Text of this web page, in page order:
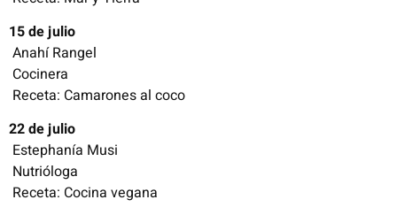
15 de julio
 Anahí Rangel
 Cocinera
 Receta: Camarones al coco
22 de julio
 Estephanía Musi
 Nutrióloga
 Receta: Cocina vegana